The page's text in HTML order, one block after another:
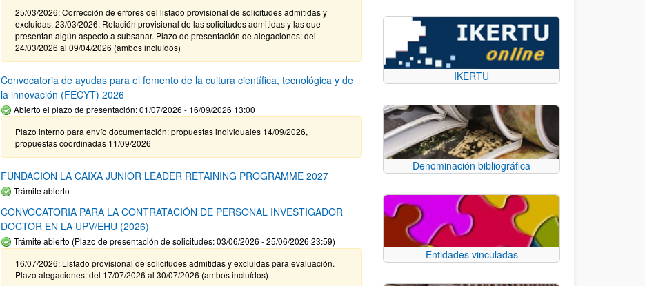
25/03/2026: Corrección de errores del listado provisional de solicitudes admitidas y
excluidas. 23/03/2026: Relación provisional de las solicitudes admitidas y las que
presentan algún aspecto a subsanar. Plazo de presentación de alegaciones: del
24/03/2026 al 09/04/2026 (ambos incluídos)
Convocatoria de ayudas para el fomento de la cultura científica, tecnológica y de
la innovación (FECYT) 2026
Abierto el plazo de presentación: 01/07/2026 - 16/09/2026 13:00
Plazo interno para envío documentación: propuestas individuales 14/09/2026,
propuestas coordinadas 11/09/2026
FUNDACION LA CAIXA JUNIOR LEADER RETAINING PROGRAMME 2027
Trámite abierto
CONVOCATORIA PARA LA CONTRATACIÓN DE PERSONAL INVESTIGADOR
DOCTOR EN LA UPV/EHU (2026)
Trámite abierto (Plazo de presentación de solicitudes: 03/06/2026 - 25/06/2026 23:59)
16/07/2026: Listado provisional de solicitudes admitidas y excluidas para evaluación.
Plazo alegaciones: del 17/07/2026 al 30/07/2026 (ambos incluídos)
IKERTU
Denominación bibliográfica
Entidades vinculadas